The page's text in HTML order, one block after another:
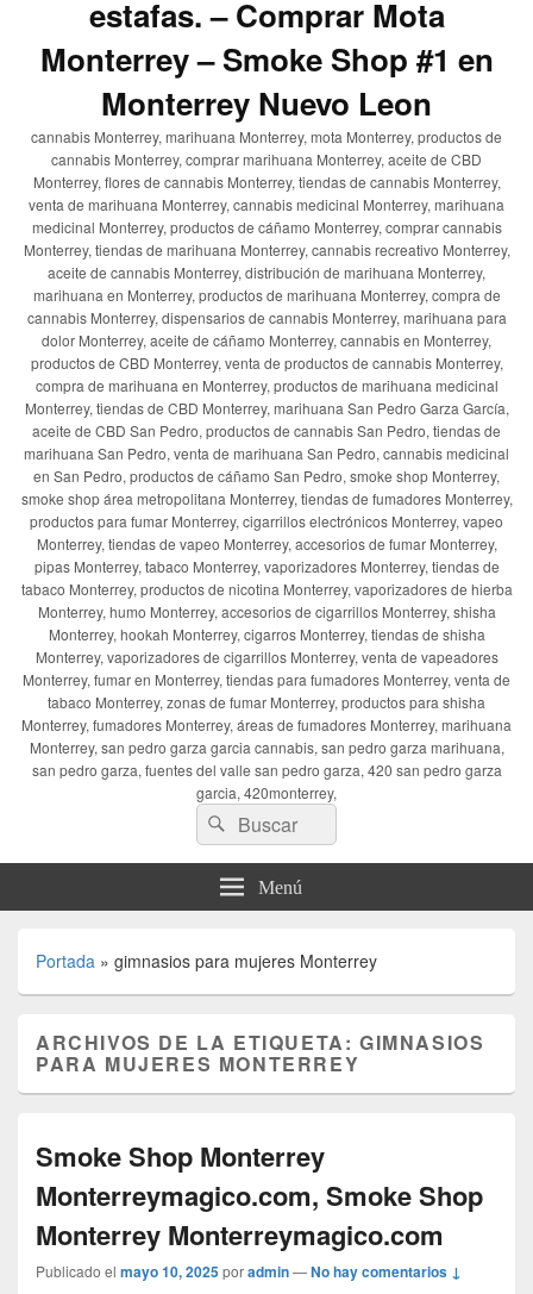
estafas. – Comprar Mota
Monterrey – Smoke Shop #1 en
Monterrey Nuevo Leon
cannabis Monterrey, marihuana Monterrey, mota Monterrey, productos de
cannabis Monterrey, comprar marihuana Monterrey, aceite de CBD
Monterrey, flores de cannabis Monterrey, tiendas de cannabis Monterrey,
venta de marihuana Monterrey, cannabis medicinal Monterrey, marihuana
medicinal Monterrey, productos de cáñamo Monterrey, comprar cannabis
Monterrey, tiendas de marihuana Monterrey, cannabis recreativo Monterrey,
aceite de cannabis Monterrey, distribución de marihuana Monterrey,
marihuana en Monterrey, productos de marihuana Monterrey, compra de
cannabis Monterrey, dispensarios de cannabis Monterrey, marihuana para
dolor Monterrey, aceite de cáñamo Monterrey, cannabis en Monterrey,
productos de CBD Monterrey, venta de productos de cannabis Monterrey,
compra de marihuana en Monterrey, productos de marihuana medicinal
Monterrey, tiendas de CBD Monterrey, marihuana San Pedro Garza García,
aceite de CBD San Pedro, productos de cannabis San Pedro, tiendas de
marihuana San Pedro, venta de marihuana San Pedro, cannabis medicinal
en San Pedro, productos de cáñamo San Pedro, smoke shop Monterrey,
smoke shop área metropolitana Monterrey, tiendas de fumadores Monterrey,
productos para fumar Monterrey, cigarrillos electrónicos Monterrey, vapeo
Monterrey, tiendas de vapeo Monterrey, accesorios de fumar Monterrey,
pipas Monterrey, tabaco Monterrey, vaporizadores Monterrey, tiendas de
tabaco Monterrey, productos de nicotina Monterrey, vaporizadores de hierba
Monterrey, humo Monterrey, accesorios de cigarrillos Monterrey, shisha
Monterrey, hookah Monterrey, cigarros Monterrey, tiendas de shisha
Monterrey, vaporizadores de cigarrillos Monterrey, venta de vapeadores
Monterrey, fumar en Monterrey, tiendas para fumadores Monterrey, venta de
tabaco Monterrey, zonas de fumar Monterrey, productos para shisha
Monterrey, fumadores Monterrey, áreas de fumadores Monterrey, marihuana
Monterrey, san pedro garza garcia cannabis, san pedro garza marihuana,
san pedro garza, fuentes del valle san pedro garza, 420 san pedro garza
garcia, 420monterrey,
Buscar
por:
Buscar
Menú
Portada » gimnasios para mujeres Monterrey
ARCHIVOS DE LA ETIQUETA:GIMNASIOS
PARA MUJERES MONTERREY
Smoke Shop Monterrey
Monterreymagico.com, Smoke Shop
Monterrey Monterreymagico.com
Publicado el mayo 10, 2025poradmin—No hay comentarios ↓